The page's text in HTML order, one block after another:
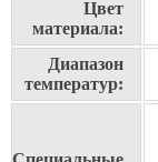
Цвет
материала:
Диапазон
температур: